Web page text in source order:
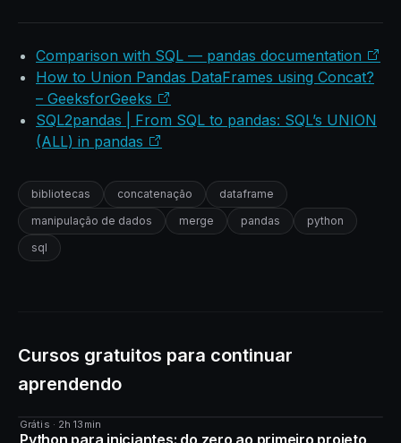
Comparison with SQL — pandas documentation
How to Union Pandas DataFrames using Concat?
– GeeksforGeeks
SQL2pandas | From SQL to pandas: SQL’s UNION
(ALL) in pandas
bibliotecas concatenação
dataframe
manipulação de dados
merge pandas
python
sql
Cursos gratuitos para continuar
aprendendo
CURSO
Grátis · 2h 13min
Python para iniciantes: do zero ao primeiro projeto